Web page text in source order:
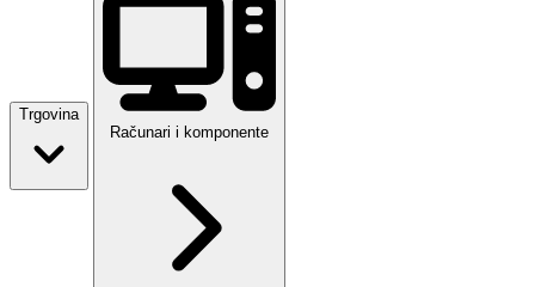
Trgovina
Računari i komponente